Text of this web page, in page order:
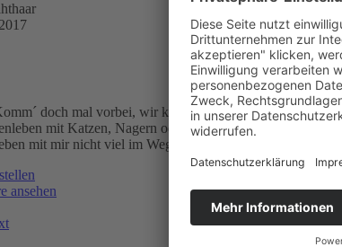
doch mal vorbei, wir könnten zusammen ´ne
mit Katzen, Nagern oder Vögeln kommt für mich
mit mir nicht viel im Weg.
ansehen